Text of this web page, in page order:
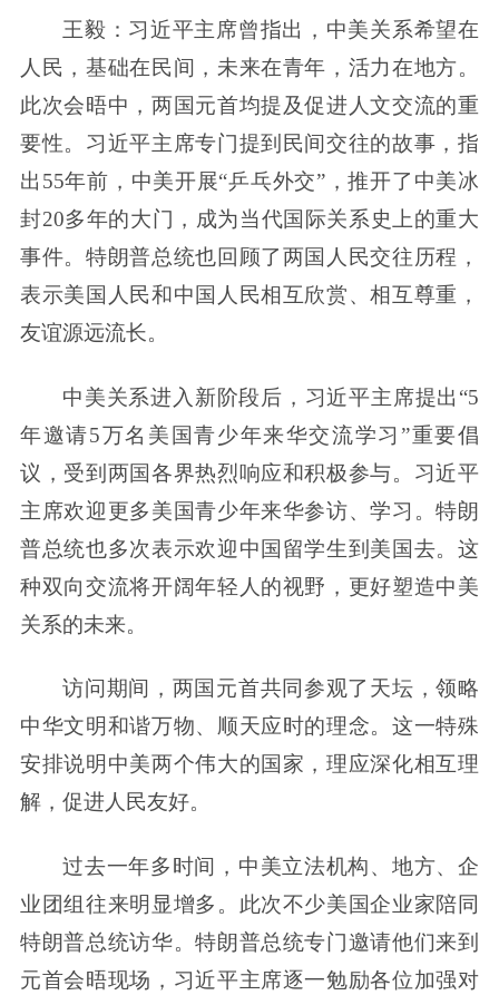
王毅：习近平主席曾指出，中美关系希望在
人民，基础在民间，未来在青年，活力在地方。
此次会晤中，两国元首均提及促进人文交流的重
要性。习近平主席专门提到民间交往的故事，指
出55年前，中美开展“乒乓外交”，推开了中美冰
封20多年的大门，成为当代国际关系史上的重大
事件。特朗普总统也回顾了两国人民交往历程，
表示美国人民和中国人民相互欣赏、相互尊重，
友谊源远流长。
中美关系进入新阶段后，习近平主席提出“5
年邀请5万名美国青少年来华交流学习”重要倡
议，受到两国各界热烈响应和积极参与。习近平
主席欢迎更多美国青少年来华参访、学习。特朗
普总统也多次表示欢迎中国留学生到美国去。这
种双向交流将开阔年轻人的视野，更好塑造中美
关系的未来。
访问期间，两国元首共同参观了天坛，领略
中华文明和谐万物、顺天应时的理念。这一特殊
安排说明中美两个伟大的国家，理应深化相互理
解，促进人民友好。
过去一年多时间，中美立法机构、地方、企
业团组往来明显增多。此次不少美国企业家陪同
特朗普总统访华。特朗普总统专门邀请他们来到
元首会晤现场，习近平主席逐一勉励各位加强对